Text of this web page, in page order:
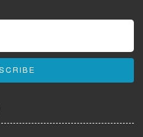
অধিদপ্তর নিয়োগ বিজ্ঞপ্তি
পুলিশ এএসআই
Police ASI Job
2026